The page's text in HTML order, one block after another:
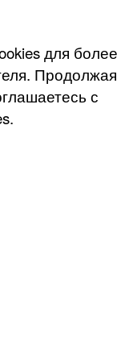
для более
Продолжая
с